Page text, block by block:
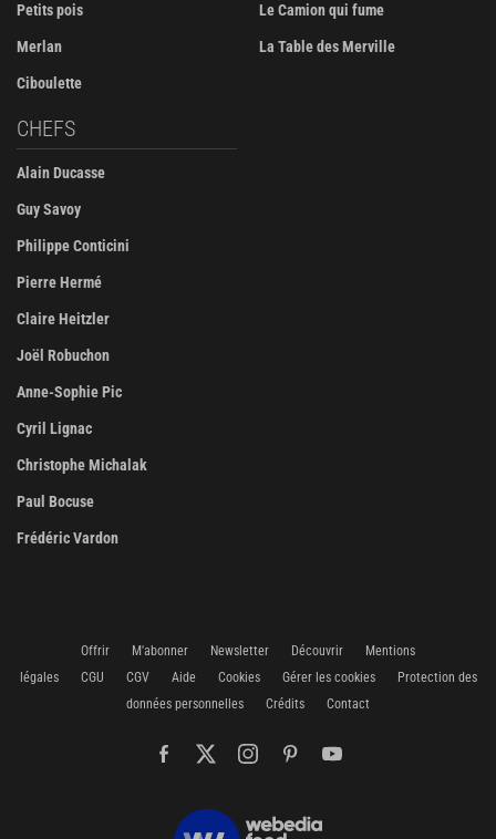
Petits pois
Merlan
Ciboulette
Le Camion qui fume
La Table des Merville
CHEFS
Alain Ducasse
Guy Savoy
Philippe Conticini
Pierre Hermé
Claire Heitzler
Joël Robuchon
Anne-Sophie Pic
Cyril Lignac
Christophe Michalak
Paul Bocuse
Frédéric Vardon
Offrir M'abonner Newsletter Découvrir
Mentions
légales
CGU CGV Aide Cookies Gérer les cookies
Protection des
données personnelles
Crédits Contact